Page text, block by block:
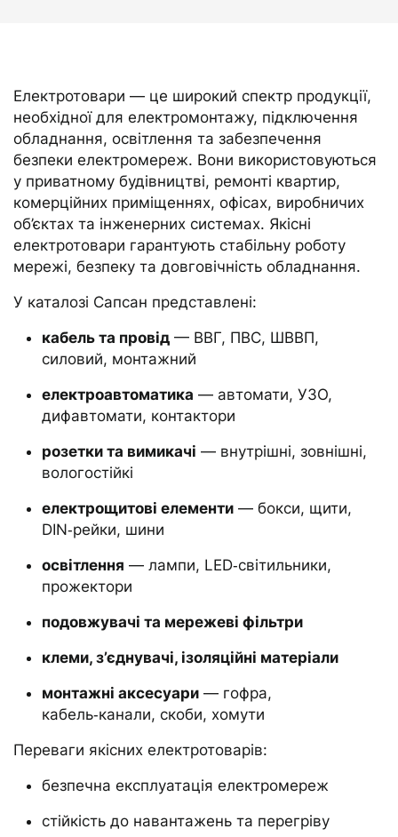
Електротовари — це широкий спектр продукції,
необхідної для електромонтажу, підключення
обладнання, освітлення та забезпечення
безпеки електромереж. Вони використовуються
у приватному будівництві, ремонті квартир,
комерційних приміщеннях, офісах, виробничих
об’єктах та інженерних системах. Якісні
електротовари гарантують стабільну роботу
мережі, безпеку та довговічність обладнання.
У каталозі Сапсан представлені:
кабель та провід — ВВГ, ПВС, ШВВП,
силовий, монтажний
електроавтоматика — автомати, УЗО,
дифавтомати, контактори
розетки та вимикачі — внутрішні, зовнішні,
вологостійкі
електрощитові елементи — бокси, щити,
DIN‑рейки, шини
освітлення — лампи, LED‑світильники,
прожектори
подовжувачі та мережеві фільтри
клеми, з’єднувачі, ізоляційні матеріали
монтажні аксесуари — гофра,
кабель‑канали, скоби, хомути
Переваги якісних електротоварів:
безпечна експлуатація електромереж
стійкість до навантажень та перегріву